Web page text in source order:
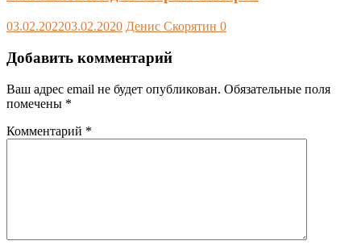
03.02.202203.02.2020 Денис Скорятин 0
Добавить комментарий
Ваш адрес email не будет опубликован. Обязательные поля
помечены *
Комментарий *